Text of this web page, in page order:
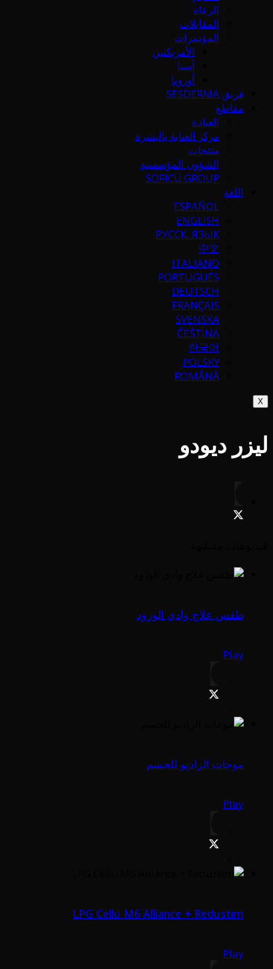
الرعاة
المقابلات
المؤتمرات
الأمريكتين
آسيا
أوروبا
فريق SESDERMA
مقاطع
العيادة
مركز العناية بالبشرة
منتجات
الشؤون المؤسسية
SOFICU GROUP
اللغة
ESPAÑOL
ENGLISH
РУССК. ЯЗЫК
中文
ITALIANO
PORTUGUÉS
DEUTSCH
FRANÇAIS
SVENSKA
ČEŠTINA
한국어
POLSKY
ROMÂNĂ
X
ليزر ديودو
طقس علاج وادي الورود
Play
موجات الراديو للجسم
Play
LPG Cellu M6 Alliance + Redustim
Play